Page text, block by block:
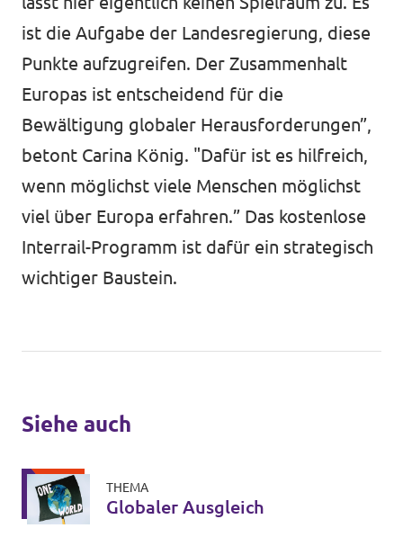
ist die Aufgabe der Landesregierung, diese
Punkte aufzugreifen. Der Zusammenhalt
Europas ist entscheidend für die
Bewältigung globaler Herausforderungen”,
betont Carina König. "Dafür ist es hilfreich,
wenn möglichst viele Menschen möglichst
viel über Europa erfahren.” Das kostenlose
Interrail-Programm ist dafür ein strategisch
wichtiger Baustein.
Siehe auch
THEMA
Globaler Ausgleich